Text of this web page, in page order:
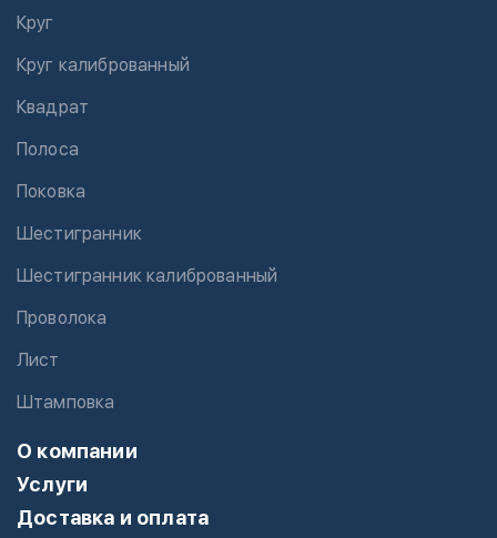
Круг
Круг калиброванный
Квадрат
Полоса
Поковка
Шестигранник
Шестигранник калиброванный
Проволока
Лист
Штамповка
О компании
Услуги
Доставка и оплата